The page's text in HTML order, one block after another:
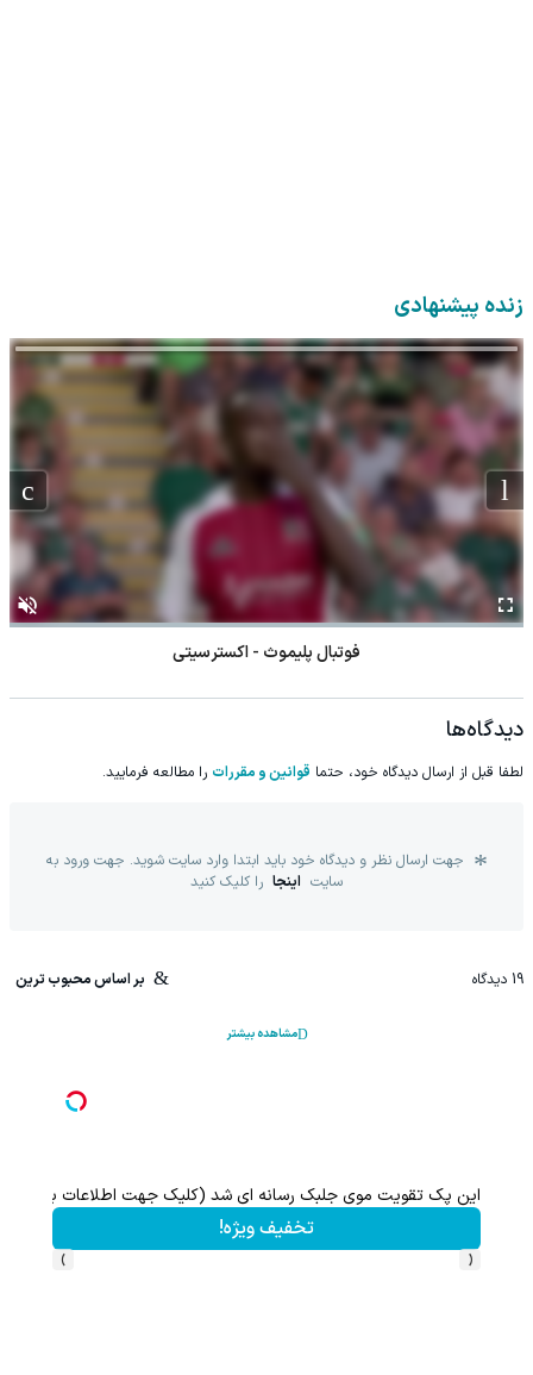
زنده پیشنهادی
فوتبال پلیموث - اکسترسیتی
دیدگاه‌ها
لطفا قبل از ارسال دیدگاه خود، حتما قوانین و مقررات را مطالعه فرمایید.
جهت ارسال نظر و دیدگاه خود باید ابتدا وارد سایت شوید. جهت ورود به
سایت اینجا را کلیک کنید
19 دیدگاه بر اساس محبوب ترین
مشاهده بیشتر
این پک تقویت موی جلبک رسانه ای شد (کلیک جهت اطلاعات بیشتر)
تخفیف ویژه!
‹
›